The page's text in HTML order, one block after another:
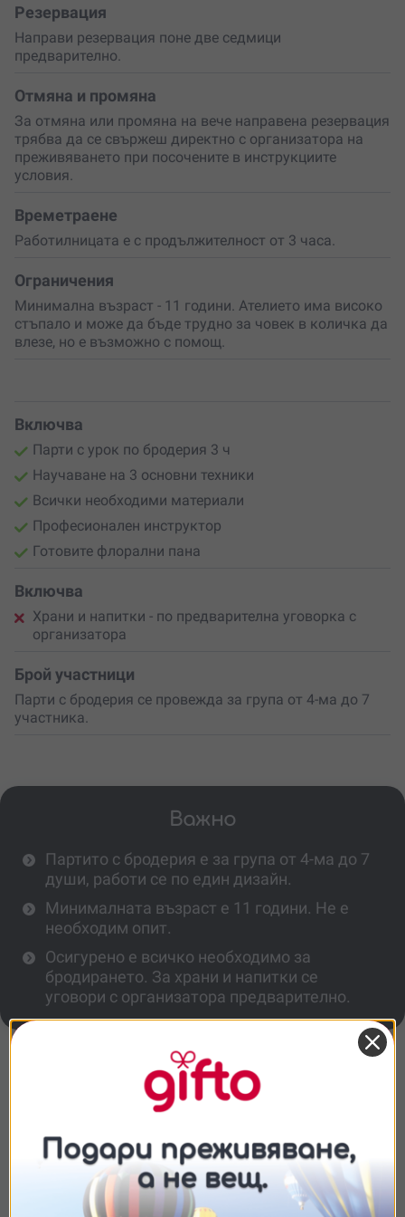
Резервирай твоята бродерийна работилница в София
и създай спомени, които ще останат завинаги!
Резервация
Направи резервация поне две седмици
предварително.
Отмяна и промяна
За отмяна или промяна на вече направена резервация
трябва да се свържеш директно с организатора на
преживяването при посочените в инструкциите
условия.
Времетраене
Работилницата е с продължителност от 3 часа.
Ограничения
Минимална възраст - 11 години. Ателието има високо
стъпало и може да бъде трудно за човек в количка да
влезе, но е възможно с помощ.
Включва
Парти с урок по бродерия 3 ч
Научаване на 3 основни техники
Всички необходими материали
Професионален инструктор
Готовите флорални пана
Включва
Храни и напитки - по предварителна уговорка с
организатора
Брой участници
Парти с бродерия се провежда за група от 4-ма до 7
участника.
Важно
Партито с бродерия е за група от 4-ма до 7
души, работи се по един дизайн.
Минималната възраст е 11 години. Не е
необходим опит.
Осигурено е всичко необходимо за
бродирането. За храни и напитки се
уговори с организатора предварително.
Повече информация
За колко човека е подходящо частното
парти с работилница по бродерия?
Колко време продължава партито с
бродерия и къде се провежда?
Съгласие Подробности Относно